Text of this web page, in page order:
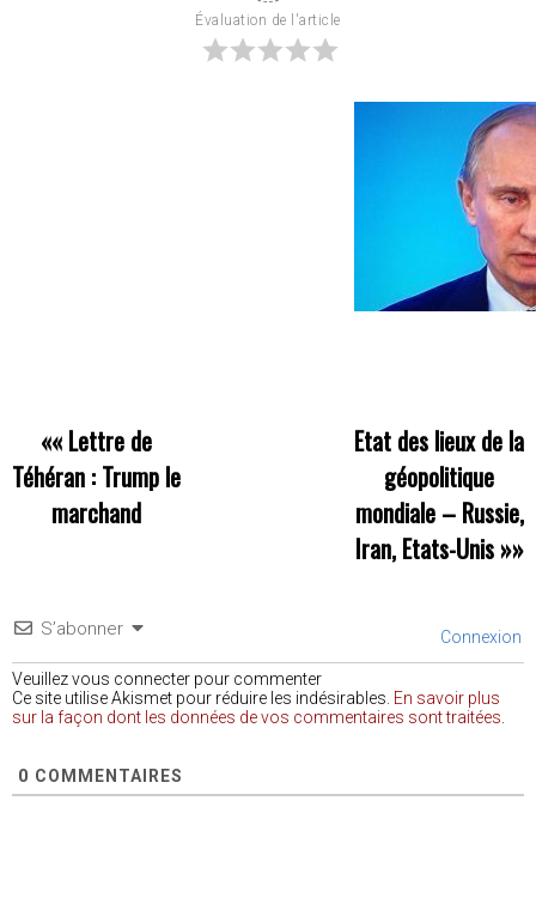
Évaluation de l'article
«« Lettre de
Téhéran : Trump le
marchand
Etat des lieux de la
géopolitique
mondiale – Russie,
Iran, Etats-Unis»»
S’abonner Connexion
Veuillez vous connecter pour commenter
Ce site utilise Akismet pour réduire les indésirables. En savoir plus
sur la façon dont les données de vos commentaires sont traitées
0 COMMENTAIRES